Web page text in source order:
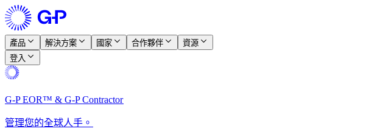
產品​​ 解決方案​​ 國家​​ 合作夥伴​​
資源​​
登入​​
G-P EOR™ & G-P Contractor​​
管理您的全球人手。​​